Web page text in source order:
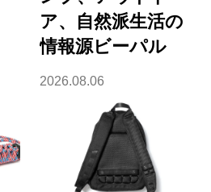
ア、自然派生活の
情報源ビーパル
2026.08.06